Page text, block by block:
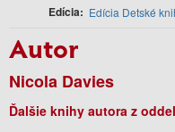
Edícia Edícia Detské
Autor
Nicola Davies
Ďalšie knihy autora z